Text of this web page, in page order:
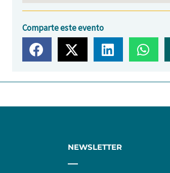
Comparte este evento
NEWSLETTER